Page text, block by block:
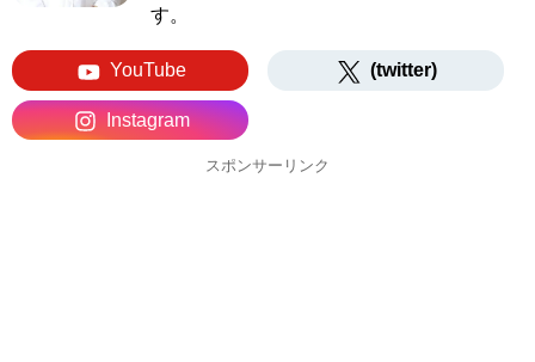
す。
YouTube (twitter)
Instagram
スポンサーリンク